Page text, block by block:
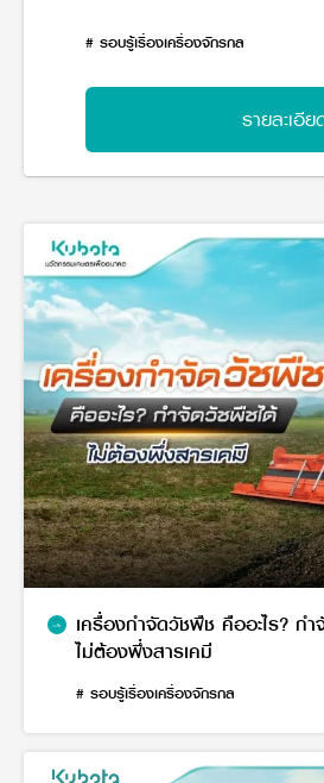
เอกสารดาวน์โหลด
วารสารออนไลน์
# รอบรู้เรื่องเครื่องจักรกล
รายละเอีย
เครื่องกำจัดวัชพืช คืออะไร? ก
ไม่ต้องพึ่งสารเคมี
# รอบรู้เรื่องเครื่องจักรกล